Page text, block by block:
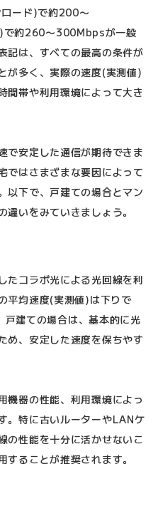
ード)で約200〜
で約260〜300Mbpsが一般
記は、すべての最高の条件が
が多く、実際の速度(実測値)
間帯や利用環境によって大き
で安定した通信が期待できま
ではさまざまな要因によって
以下で、戸建ての場合とマン
いをみていきましょう。
たコラボ光による光回線を利
平均速度(実測値)は下りで
建ての場合は、基本的に光
め、安定した速度を保ちやす
機器の性能、利用環境によっ
。特に古いルーターやLANケ
の性能を十分に活かせないこ
ることが推奨されます。